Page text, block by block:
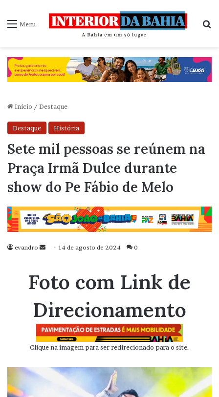
Menu
Início / Destaque
Destaque História
Sete mil pessoas se reúnem na
Praça Irmã Dulce durante
show do Pe Fábio de Melo
evandro
Mande
mail
14 de agosto de 2024 0
Foto com Link de
Direcionamento
Clique na imagem para ser redirecionado para o site.